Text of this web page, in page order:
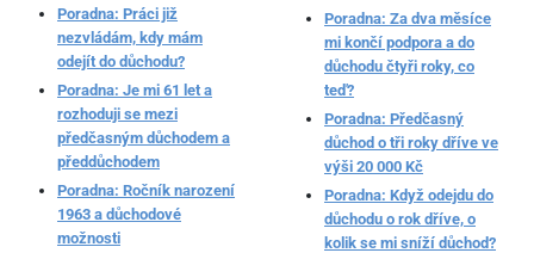
Poradna: Práci již
nezvládám, kdy mám
odejít do důchodu?
Poradna: Je mi 61 let a
rozhoduji se mezi
předčasným důchodem a
předdůchodem
Poradna: Ročník narození
1963 a důchodové
možnosti
Poradna: Za dva měsíce
mi končí podpora a do
důchodu čtyři roky, co
teď?
Poradna: Předčasný
důchod o tři roky dříve ve
výši 20 000 Kč
Poradna: Když odejdu do
důchodu o rok dříve, o
kolik se mi sníží důchod?